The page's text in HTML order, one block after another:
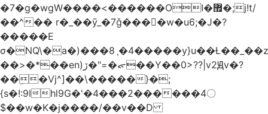
�7�g�wgW����<������OI�޿�;j!t/
��^�� r�_��ӯ_�7ǧ����ٕw�u6;�J�?
�����E
σ�NQ\�a�)���8ˎ�4�����y}u��Ƚ��_��z
��>�*��en)ڒ�"=�ᯠ��Y��0>??|v2Ԭv�?
��ܹ�Vj^]��\�����}�;
{s�!:9Ihl9G�'�4���2������4〇
$��w�K�j����/��v��D